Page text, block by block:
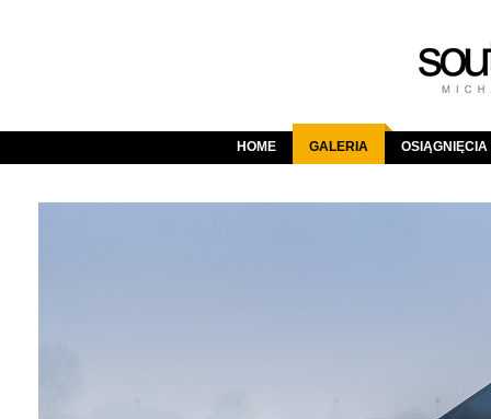
HOME GALERIA OSIĄGNIĘCIA